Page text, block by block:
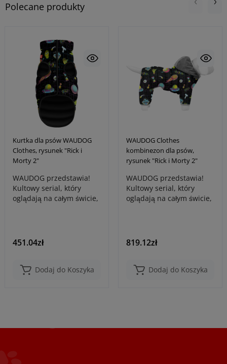
Polecane produkty
Kurtka dla psów WAUDOG
Clothes, rysunek "Rick i
Morty 2"
WAUDOG przedstawia!
Kultowy serial, który
oglądają na całym świcie,
451.04zł
Dodaj do Koszyka
WAUDOG Clothes
kombinezon dla psów,
rysunek "Rick i Morty 2"
WAUDOG przedstawia!
Kultowy serial, który
oglądają na całym świcie,
819.12zł
Dodaj do Koszyka